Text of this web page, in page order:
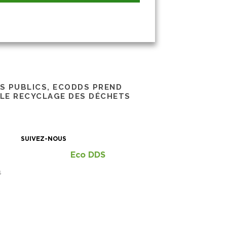
PUBLICS, ECODDS PREND
RECYCLAGE DES DÉCHETS
SUIVEZ-NOUS
Eco DDS